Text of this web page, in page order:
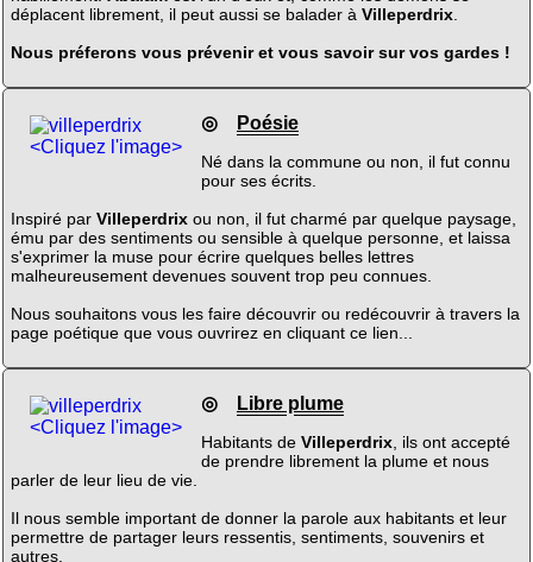
déplacent librement, il peut aussi se balader à Villeperdrix.
Nous préferons vous prévenir et vous savoir sur vos gardes !
<Cliquez l'image>
◎ Poésie
Né dans la commune ou non, il fut connu
pour ses écrits.
Inspiré par Villeperdrixou non, il fut charmé par quelque paysage,
ému par des sentiments ou sensible à quelque personne, et laissa
s'exprimer la muse pour écrire quelques belles lettres
malheureusement devenues souvent trop peu connues.
Nous souhaitons vous les faire découvrir ou redécouvrir à travers la
page poétique que vous ouvrirez en cliquant ce lien...
<Cliquez l'image>
◎ Libre plume
Habitants de Villeperdrix, ils ont accepté
de prendre librement la plume et nous
parler de leur lieu de vie.
Il nous semble important de donner la parole aux habitants et leur
permettre de partager leurs ressentis, sentiments, souvenirs et
autres.